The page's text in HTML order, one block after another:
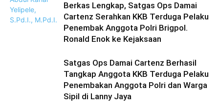
Berkas Lengkap, Satgas Ops Damai
Cartenz Serahkan KKB Terduga Pelaku
Penembak Anggota Polri Brigpol.
Ronald Enok ke Kejaksaan
Satgas Ops Damai Cartenz Berhasil
Tangkap Anggota KKB Terduga Pelaku
Penembakan Anggota Polri dan Warga
Sipil di Lanny Jaya